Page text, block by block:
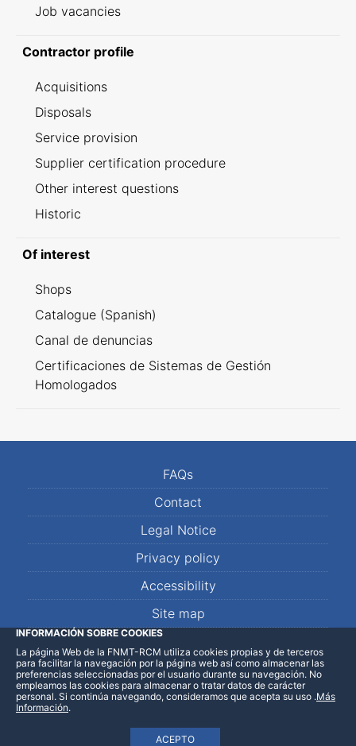
Job vacancies
Contractor profile
Acquisitions
Disposals
Service provision
Supplier certification procedure
Other interest questions
Historic
Of interest
Shops
Catalogue (Spanish)
Canal de denuncias
Certificaciones de Sistemas de Gestión
Homologados
FAQs
Contact
Legal Notice
Privacy policy
Accessibility
Site map
LinkedInFacebookWhatsApp
INFORMACIÓN SOBRE COOKIES
La página Web de la FNMT-RCM utiliza cookies propias y de terceros
para facilitar la navegación por la página web así como almacenar las
preferencias seleccionadas por el usuario durante su navegación. No
empleamos las cookies para almacenar o tratar datos de carácter
personal. Si continúa navegando, consideramos que acepta su uso
ACEPTO
.Más
Información.